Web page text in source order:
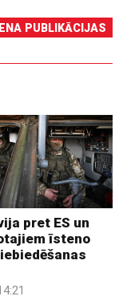
PUBLIKĀCIJAS
pret ES un
īsteno